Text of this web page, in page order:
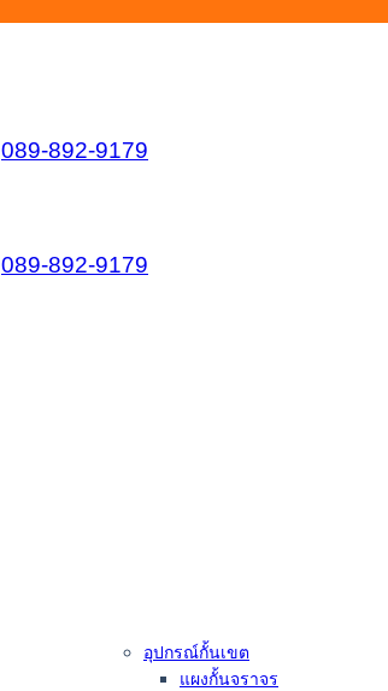
089-892-9179
089-892-9179
อุปกรณ์กั้นเขต
แผงกั้นจราจร